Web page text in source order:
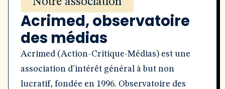
Acrimed, observatoire
des médias
Acrimed (Action-Critique-Médias) est une
association d'intérêt général à but non
lucratif, fondée en 1996. Observatoire des